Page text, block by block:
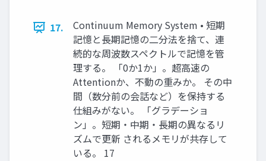
17.
Continuum Memory System • 短期
記憶と長期記憶の二分法を捨て、連
続的な周波数スペクトルで記憶を管
理する。 「0か1か」。超高速の
Attentionか、不動の重みか。 その中
間（数分前の会話など）を保持する
仕組みがない。 「グラデーショ
ン」。短期・中期・長期の異なるリ
ズムで更新 されるメモリが共存して
いる。 17